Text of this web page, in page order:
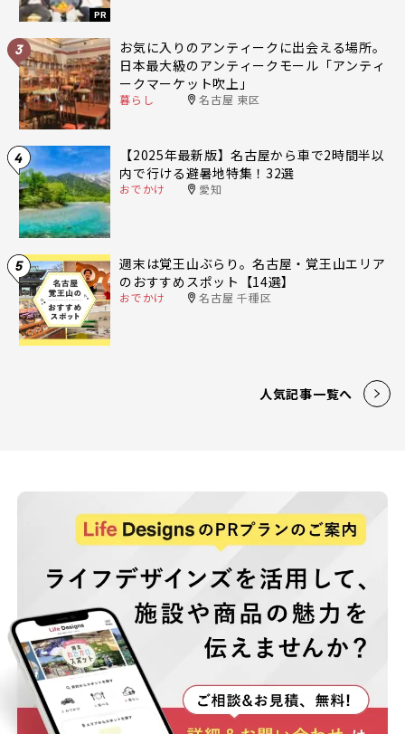
PR
3
お気に入りのアンティークに出会える場所。
日本最大級のアンティークモール「アンティ
ークマーケット吹上」
暮らし 名古屋 東区
4
【2025年最新版】名古屋から車で2時間半以
内で行ける避暑地特集！32選
おでかけ 愛知
5
週末は覚王山ぶらり。名古屋・覚王山エリア
のおすすめスポット【14選】
おでかけ 名古屋 千種区
人気記事一覧へ